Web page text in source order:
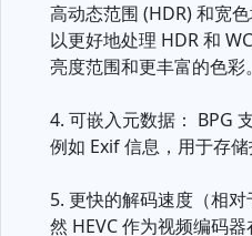
高动态范围 (HDR) 和宽
以更好地处理 HDR 和
亮度范围和更丰富的色彩。
4. 可嵌入元数据： BPG
例如 Exif 信息，用于存储
5. 更快的解码速度（相
然 HEVC 作为视频编码